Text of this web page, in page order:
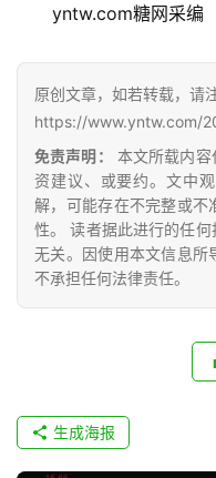
糖
网
公
众
号
现
专
yntw.com糖网采编
原创文章，如若转载，请
https://www.yntw.com/
免责声明：
本文所载内
资建议、或要约。文中
解，可能存在不完整或不
性。 读者据此进行的任
无关。因使用本文信息所
不承担任何法律责任。
生成海报